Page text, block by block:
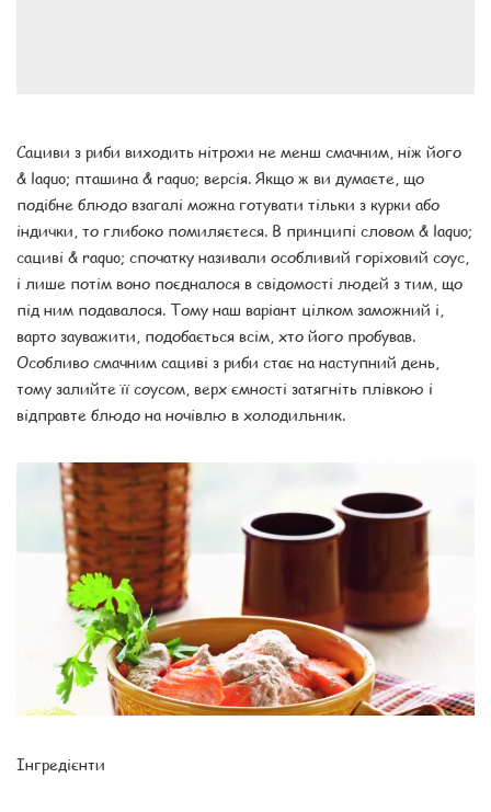
Сациви з риби виходить нітрохи не менш смачним, ніж його
& laquo; пташина & raquo; версія. Якщо ж ви думаєте, що
подібне блюдо взагалі можна готувати тільки з курки або
індички, то глибоко помиляєтеся. В принципі словом & laquo;
сациві & raquo; спочатку називали особливий горіховий соус,
і лише потім воно поєдналося в свідомості людей з тим, що
під ним подавалося. Тому наш варіант цілком заможний і,
варто зауважити, подобається всім, хто його пробував.
Особливо смачним сациві з риби стає на наступний день,
тому залийте її соусом, верх ємності затягніть плівкою і
відправте блюдо на ночівлю в холодильник.
Інгредієнти